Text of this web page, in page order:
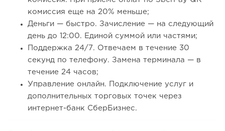
комиссия еще на 20% меньше;
Деньги — быстро. Зачисление — на следующий
день до 12:00. Единой суммой или частями;
Поддержка 24/7. Отвечаем в течение 30
секунд по телефону. Замена терминала — в
течение 24 часов;
Управление онлайн. Подключение услуг и
дополнительных торговых точек через
интернет-банк СберБизнес.